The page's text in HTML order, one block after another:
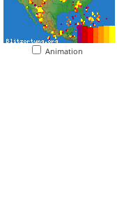
Animation